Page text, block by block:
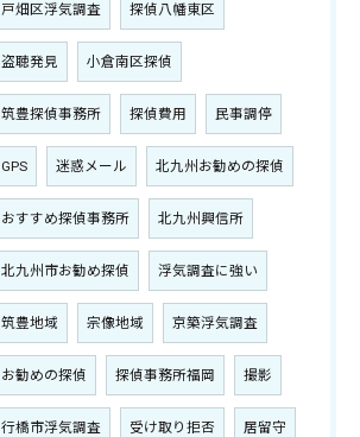
戸畑区浮気調査 探偵八幡東区
盗聴発見 小倉南区探偵
筑豊探偵事務所 探偵費用 民事調停
GPS 迷惑メール 北九州お勧めの探偵
おすすめ探偵事務所 北九州興信所
北九州市お勧め探偵 浮気調査に強い
筑豊地域 宗像地域 京築浮気調査
お勧めの探偵 探偵事務所福岡 撮影
行橋市浮気調査 受け取り拒否 居留守